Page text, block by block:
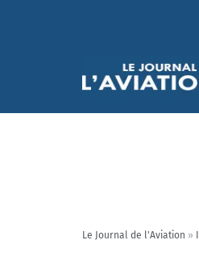
Le Journal de l'Aviation »